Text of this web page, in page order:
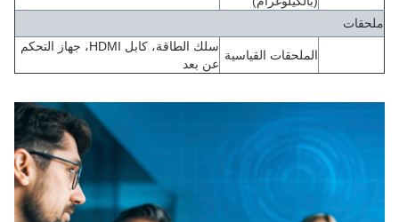
ملحقات
الملحقات القياسية
سلك الطاقة، كابل HDMI، جهاز التحكم
عن بعد